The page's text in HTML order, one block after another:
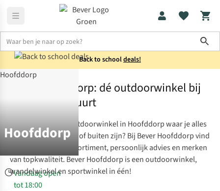
Back to schooldeals!
Bever Winkels
Hoofddorp
Vandaag open
tot 18:00
Bever Hoofddorp: dé outdoorwinkel bij
jou de in de buurt
Op zoek naar een outdoorwinkel in Hoofddorp waar je alles
vindt voor wandelen of buiten zijn? Bij Bever Hoofddorp vind
je een uitgebreid assortiment, persoonlijk advies en merken
van topkwaliteit. Bever Hoofddorp is een outdoorwinkel,
wandelwinkel en sportwinkel in één!